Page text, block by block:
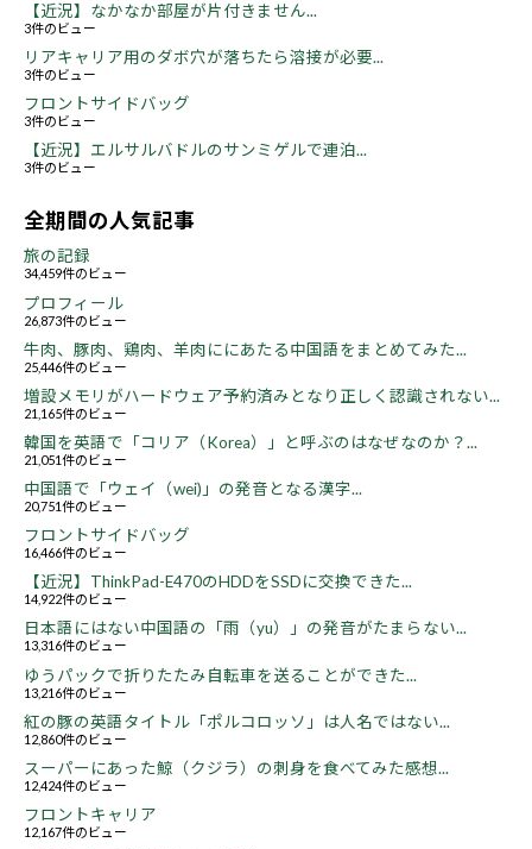
【近況】なかなか部屋が片付きません...
3件のビュー
リアキャリア用のダボ穴が落ちたら溶接が必要...
3件のビュー
フロントサイドバッグ
3件のビュー
【近況】エルサルバドルのサンミゲルで連泊...
3件のビュー
全期間の人気記事
旅の記録
34,459件のビュー
プロフィール
26,873件のビュー
牛肉、豚肉、鶏肉、羊肉ににあたる中国語をまとめてみた...
25,446件のビュー
増設メモリがハードウェア予約済みとなり正しく認識されない...
21,165件のビュー
韓国を英語で「コリア（Korea）」と呼ぶのはなぜなのか？...
21,051件のビュー
中国語で「ウェイ（wei)」の発音となる漢字...
20,751件のビュー
フロントサイドバッグ
16,466件のビュー
【近況】ThinkPad-E470のHDDをSSDに交換できた...
14,922件のビュー
日本語にはない中国語の「雨（yu）」の発音がたまらない...
13,316件のビュー
ゆうパックで折りたたみ自転車を送ることができた...
13,216件のビュー
紅の豚の英語タイトル「ポルコロッソ」は人名ではない...
12,860件のビュー
スーパーにあった鯨（クジラ）の刺身を食べてみた感想...
12,424件のビュー
フロントキャリア
12,167件のビュー